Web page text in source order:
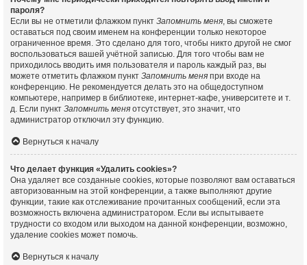
пароля?
Если вы не отметили флажком пункт Запомнить меня, вы сможете
оставаться под своим именем на конференции только некоторое
ограниченное время. Это сделано для того, чтобы никто другой не смог
воспользоваться вашей учётной записью. Для того чтобы вам не
приходилось вводить имя пользователя и пароль каждый раз, вы
можете отметить флажком пункт Запомнить меня при входе на
конференцию. Не рекомендуется делать это на общедоступном
компьютере, например в библиотеке, интернет-кафе, университете и т.
д. Если пункт Запомнить меня отсутствует, это значит, что
администратор отключил эту функцию.
Вернуться к началу
Что делает функция «Удалить cookies»?
Она удаляет все созданные cookies, которые позволяют вам оставаться
авторизованным на этой конференции, а также выполняют другие
функции, такие как отслеживание прочитанных сообщений, если эта
возможность включена администратором. Если вы испытываете
трудности со входом или выходом на данной конференции, возможно,
удаление cookies может помочь.
Вернуться к началу